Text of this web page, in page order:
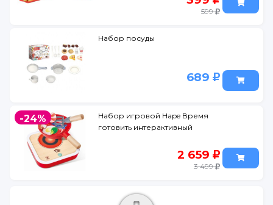
599
Набор посуды
689
-24%
Набор игровой Hape Время
готовить интерактивный
2 659
3 499